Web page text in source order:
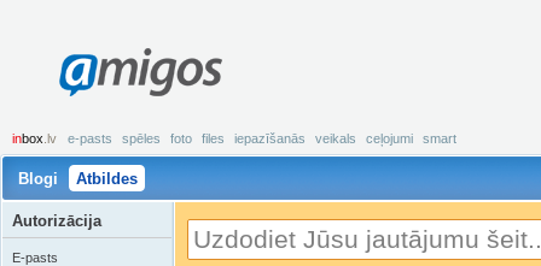
amigos
inbox .lv e-pasts spēles foto files iepazīšanās veikals ceļojumi smart
Blogi Atbildes
Autorizācija
E-pasts